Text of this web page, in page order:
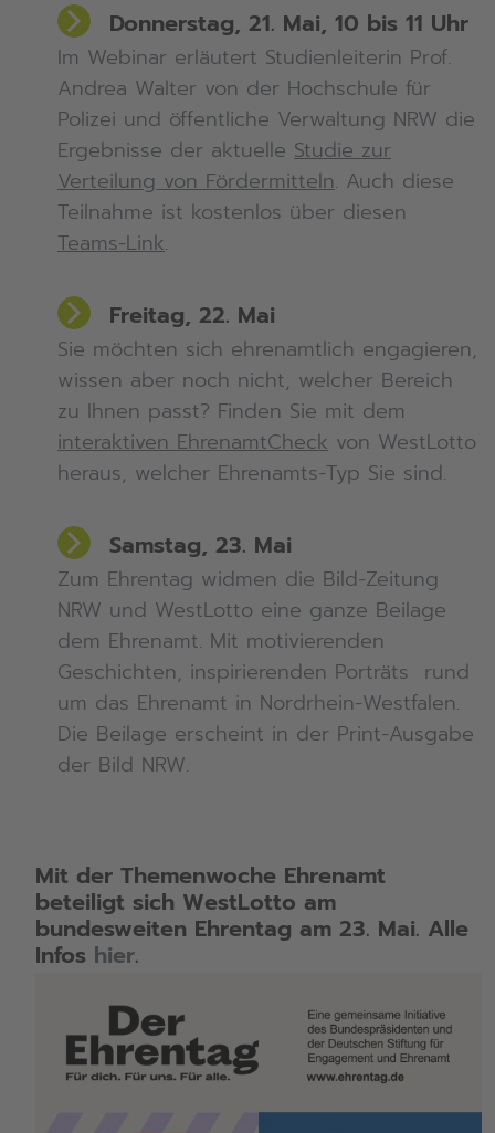
Donnerstag, 21. Mai, 10 bis 11 Uhr
Im Webinar erläutert Studienleiterin Prof.
Andrea Walter von der Hochschule für
Polizei und öffentliche Verwaltung NRW die
Ergebnisse der aktuelle Studie zur
Verteilung von Fördermitteln. Auch diese
Teilnahme ist kostenlos über diesen
Teams-Link.
Freitag, 22. Mai
Sie möchten sich ehrenamtlich engagieren,
wissen aber noch nicht, welcher Bereich
zu Ihnen passt? Finden Sie mit dem
interaktiven EhrenamtCheckvon WestLotto
heraus, welcher Ehrenamts-Typ Sie sind.
Samstag, 23. Mai
Zum Ehrentag widmen die Bild-Zeitung
NRW und WestLotto eine ganze Beilage
dem Ehrenamt. Mit motivierenden
Geschichten, inspirierenden Porträts rund
um das Ehrenamt in Nordrhein-Westfalen.
Die Beilage erscheint in der Print-Ausgabe
der Bild NRW.
Mit der Themenwoche Ehrenamt
beteiligt sich WestLotto am
bundesweiten Ehrentag am 23. Mai. Alle
Infos hier.